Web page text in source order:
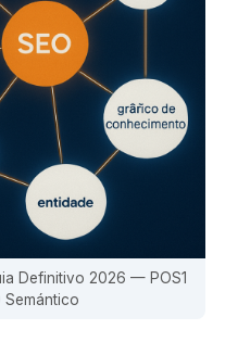
Definitivo 2026 — POS1
Semántico